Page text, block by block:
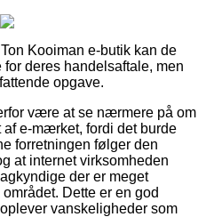
Kooiman e-butik kan de
deres handelsaftale, men
opgave.
være at se nærmere på om
e-mærket, fordi det burde
forretningen følger den
at internet virksomheden
der er meget
Dette er en god
vanskeligheder som